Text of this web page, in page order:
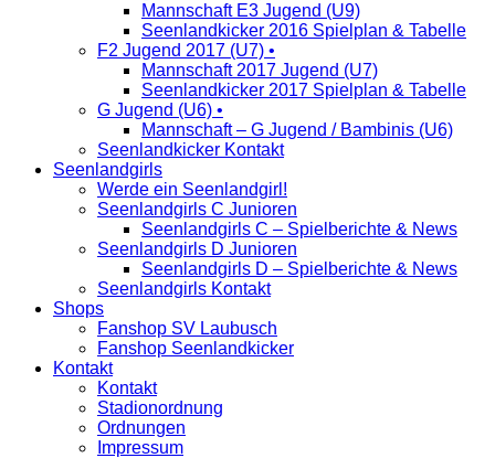
Mannschaft E3 Jugend (U9)
Seenlandkicker 2016 Spielplan & Tabelle
F2 Jugend 2017 (U7) •
Mannschaft 2017 Jugend (U7)
Seenlandkicker 2017 Spielplan & Tabelle
G Jugend (U6) •
Mannschaft – G Jugend / Bambinis (U6)
Seenlandkicker Kontakt
Seenlandgirls
Werde ein Seenlandgirl!
Seenlandgirls C Junioren
Seenlandgirls C – Spielberichte & News
Seenlandgirls D Junioren
Seenlandgirls D – Spielberichte & News
Seenlandgirls Kontakt
Shops
Fanshop SV Laubusch
Fanshop Seenlandkicker
Kontakt
Kontakt
Stadionordnung
Ordnungen
Impressum